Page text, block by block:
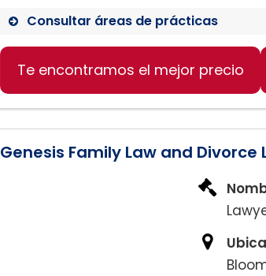
Consultar áreas de prácticas
Asesoría en divorcios
Negociación de pensión
Representación en casos de DUI
Te encontramos el mejor precio
Genesis Family Law and